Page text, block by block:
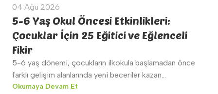
04 Ağu 2026
5-6 Yaş Okul Öncesi Etkinlikleri:
Çocuklar İçin 25 Eğitici ve Eğlenceli
Fikir
5-6 yaş dönemi, çocukların ilkokula başlamadan önce
farklı gelişim alanlarında yeni beceriler kazan...
Okumaya Devam Et